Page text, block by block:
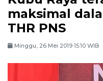
maksimal
THR PNS
Minggu, 26 Mei 2019 15:10 WIB